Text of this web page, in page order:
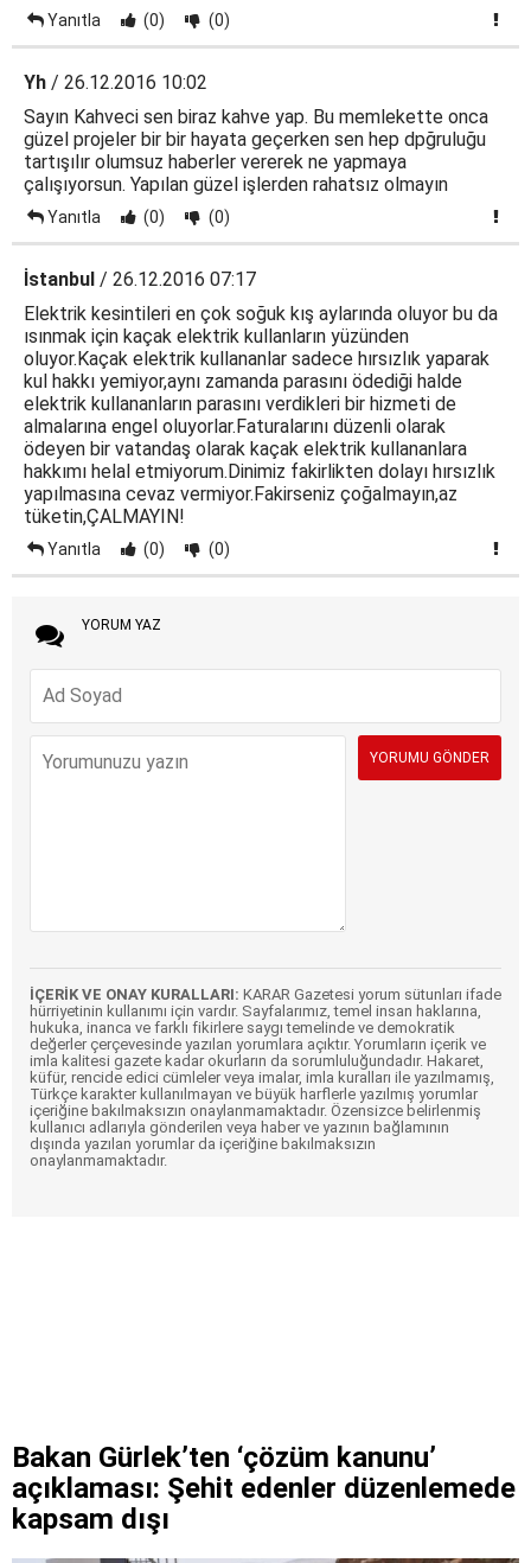
Yanıtla (0) (0)
Yh / 26.12.2016 10:02
Sayın Kahveci sen biraz kahve yap. Bu memlekette onca
güzel projeler bir bir hayata geçerken sen hep dpğruluğu
tartışılır olumsuz haberler vererek ne yapmaya
çalışıyorsun. Yapılan güzel işlerden rahatsız olmayın
Yanıtla (0) (0)
İstanbul / 26.12.2016 07:17
Elektrik kesintileri en çok soğuk kış aylarında oluyor bu da
ısınmak için kaçak elektrik kullanların yüzünden
oluyor.Kaçak elektrik kullananlar sadece hırsızlık yaparak
kul hakkı yemiyor,aynı zamanda parasını ödediği halde
elektrik kullananların parasını verdikleri bir hizmeti de
almalarına engel oluyorlar.Faturalarını düzenli olarak
ödeyen bir vatandaş olarak kaçak elektrik kullananlara
hakkımı helal etmiyorum.Dinimiz fakirlikten dolayı hırsızlık
yapılmasına cevaz vermiyor.Fakirseniz çoğalmayın,az
tüketin,ÇALMAYIN!
Yanıtla (0) (0)
YORUM YAZ
İÇERİK VE ONAY KURALLARI: KARAR Gazetesi yorum sütunları ifade
hürriyetinin kullanımı için vardır. Sayfalarımız, temel insan haklarına,
hukuka, inanca ve farklı fikirlere saygı temelinde ve demokratik
değerler çerçevesinde yazılan yorumlara açıktır. Yorumların içerik ve
imla kalitesi gazete kadar okurların da sorumluluğundadır. Hakaret,
küfür, rencide edici cümleler veya imalar, imla kuralları ile yazılmamış,
Türkçe karakter kullanılmayan ve büyük harflerle yazılmış yorumlar
içeriğine bakılmaksızın onaylanmamaktadır. Özensizce belirlenmiş
kullanıcı adlarıyla gönderilen veya haber ve yazının bağlamının
dışında yazılan yorumlar da içeriğine bakılmaksızın
onaylanmamaktadır.
Bakan Gürlek’ten ‘çözüm kanunu’
açıklaması: Şehit edenler düzenlemede
kapsam dışı